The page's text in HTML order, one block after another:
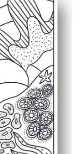
padrões oceânicos
o controle motor
está começando